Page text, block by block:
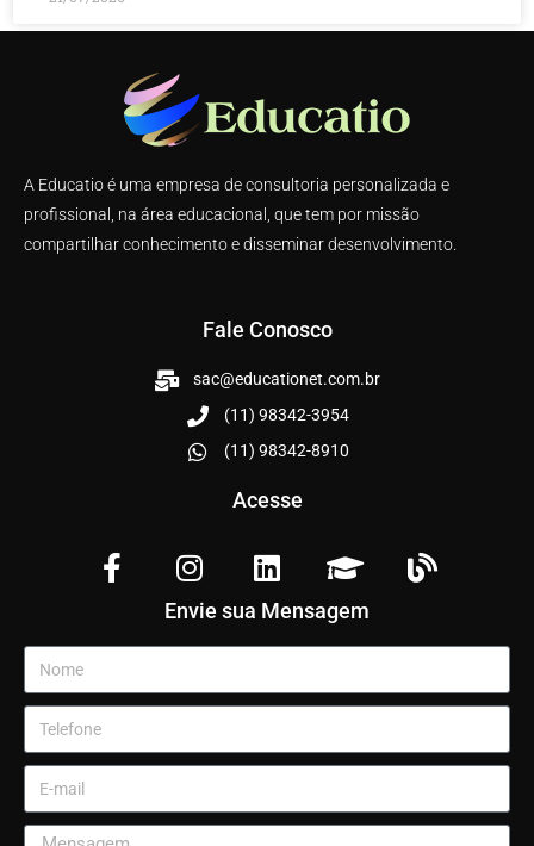
A Educatio é uma empresa de consultoria personalizada e
profissional, na área educacional, que tem por missão
compartilhar conhecimento e disseminar desenvolvimento.
Fale Conosco
sac@educationet.com.br
(11) 98342-3954
(11) 98342-8910
Acesse
Envie sua Mensagem